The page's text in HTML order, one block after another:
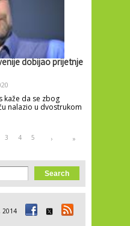
dobijao prijetnje
kaže da se zbog
nalazio u dvostrukom
3 4 5 › »
2014